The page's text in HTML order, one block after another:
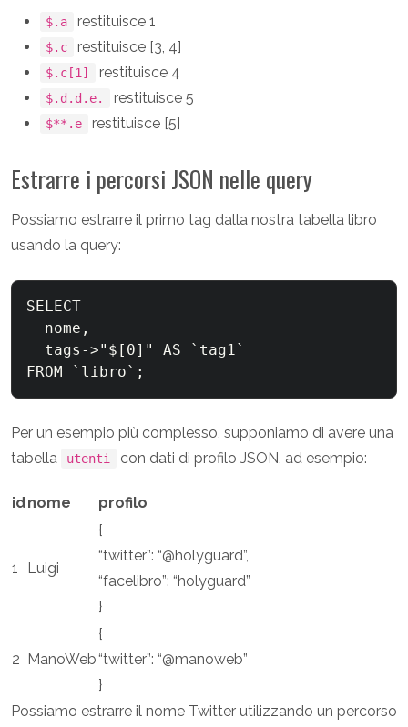
$.a restituisce 1
$.c restituisce [3, 4]
$.c[1] restituisce 4
$.d.d.e. restituisce 5
$**.e restituisce [5]
Estrarre i percorsi JSON nelle query
Possiamo estrarre il primo tag dalla nostra tabella libro
usando la query:
SELECT
  nome,
  tags->"$[0]" AS `tag1`
Per un esempio più complesso, supponiamo di avere una
tabella
utenti con dati di profilo JSON, ad esempio:
id nome profilo
1 Luigi
{
“twitter”: “@holyguard”,
“facelibro”: “holyguard”
}
2 ManoWeb
{
“twitter”: “@manoweb”
}
Possiamo estrarre il nome Twitter utilizzando un percorso